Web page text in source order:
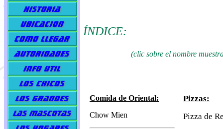
ÍNDICE:
(clic sobre el nombre
Comida de Oriental:
Chow Mien
Pizzas:
Pizza de